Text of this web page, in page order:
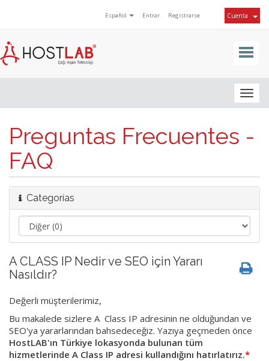
Español Entrar Registrarse Cuenta
Preguntas Frecuentes -
FAQ
Categorías
A CLASS IP Nedir ve SEO için Yararı
Nasıldır?
Değerli müşterilerimiz,
Bu makalede sizlere A Class IP adresinin ne olduğundan ve
SEO'ya yararlarından bahsedeceğiz. Yazıya geçmeden önce
HostLAB'ın Türkiye lokasyonda bulunan tüm
hizmetlerinde A Class IP adresi kullandığını hatırlatırız.*